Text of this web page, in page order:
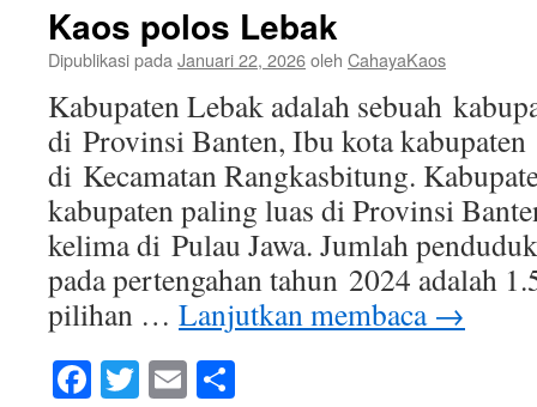
Kaos polos Lebak
Dipublikasi pada Januari 22, 2026oleh CahayaKaos
Kabupaten Lebak adalah sebuah
di Provinsi Banten, Ibu kota
di Kecamatan Rangkasbitung.
kabupaten paling luas di Provinsi
kelima di Pulau Jawa. Jumlah
pada pertengahan tahun 2024 adalah
pilihan … Lanjutkan membaca →
Facebook
Twitter
Email